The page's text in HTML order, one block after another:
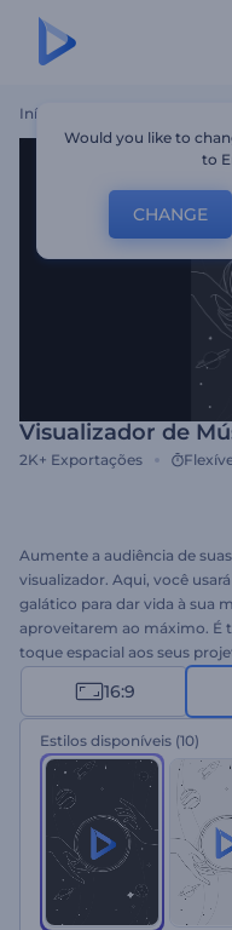
Início
Visualizador de
2K+ Exportações
Aumente a audiência de
visualizador. Aqui, você
galático para dar vida à sua
aproveitarem ao máximo. É
toque espacial aos seus
fascinados por suas batidas.
novos álbuns, divulgação
Experimente agora!
16:9
Estilos disponíveis (10)
Would you like to
to
CHANGE